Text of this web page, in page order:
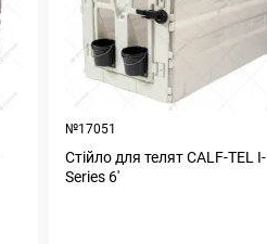
№17051
Стійло для телят CALF-TEL I-
Series 6'